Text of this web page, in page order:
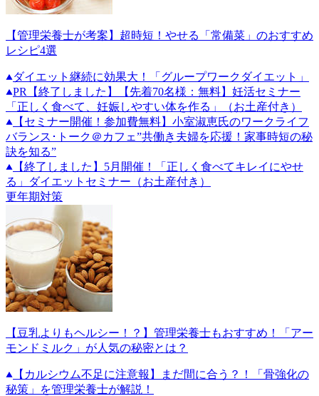
【管理栄養士が考案】超時短！やせる「常備菜」のおすすめ
レシピ4選
ダイエット継続に効果大！「グループワークダイエット」
PR
【終了しました】【先着70名様：無料】妊活セミナー
「正しく食べて、妊娠しやすい体を作る」（お土産付き）
【セミナー開催！参加費無料】小室淑恵氏のワークライフ
バランス･トーク＠カフェ”共働き夫婦を応援！家事時短の秘
訣を知る”
【終了しました】5月開催！「正しく食べてキレイにやせ
る」ダイエットセミナー（お土産付き）
更年期対策
【豆乳よりもヘルシー！？】管理栄養士もおすすめ！「アー
モンドミルク」が人気の秘密とは？
【カルシウム不足に注意報】まだ間に合う？！「骨強化の
秘策」を管理栄養士が解説！